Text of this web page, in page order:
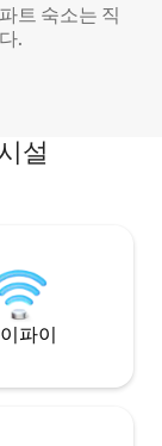
트 숙소는 직
.
설
파이